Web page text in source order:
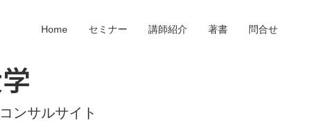
ンサルサイト
Home セミナー 講師紹介 著書 問合せ